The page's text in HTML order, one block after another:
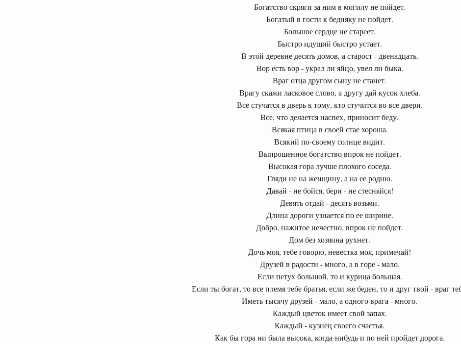
Богатство скряги за ним в могилу не пойдет.
Богатый в гости к бедняку не пойдет.
Большое сердце не стареет.
Быстро идущий быстро устает.
В этой деревне десять домов, а старост - двенадцать.
Вор есть вор - украл ли яйцо, увел ли быка.
Враг отца другом сыну не станет.
Врагу скажи ласковое слово, а другу дай кусок хлеба.
Все стучатся в дверь к тому, кто стучится во все двери.
Все, что делается наспех, приносит беду.
Всякая птица в своей стае хороша.
Всякий по-своему солнце видит.
Выпрошенное богатство впрок не пойдет.
Высокая гора лучше плохого соседа.
Гляди не на женщину, а на ее родню.
Давай - не бойся, бери - не стесняйся!
Девять отдай - десять возьми.
Длина дороги узнается по ее ширине.
Добро, нажитое нечестно, впрок не пойдет.
Дом без хозяина рухнет.
Дочь моя, тебе говорю, невестка моя, примечай!
Друзей в радости - много, а в горе - мало.
Если петух большой, то и курица большая.
Если ты богат, то все племя тебе братья, если же беден, то и друг твой - враг
Иметь тысячу друзей - мало, а одного врага - много.
Каждый цветок имеет свой запах.
Каждый - кузнец своего счастья.
Как бы гора ни была высока, когда-нибудь и по ней пройдет дорога.